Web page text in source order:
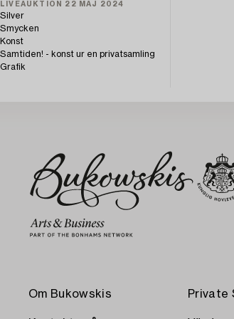
LIVEAUKTION 22 MAJ 2024
Silver
Smycken
Konst
Samtiden! - konst ur en privatsamling
Grafik
Om Bukowskis Private